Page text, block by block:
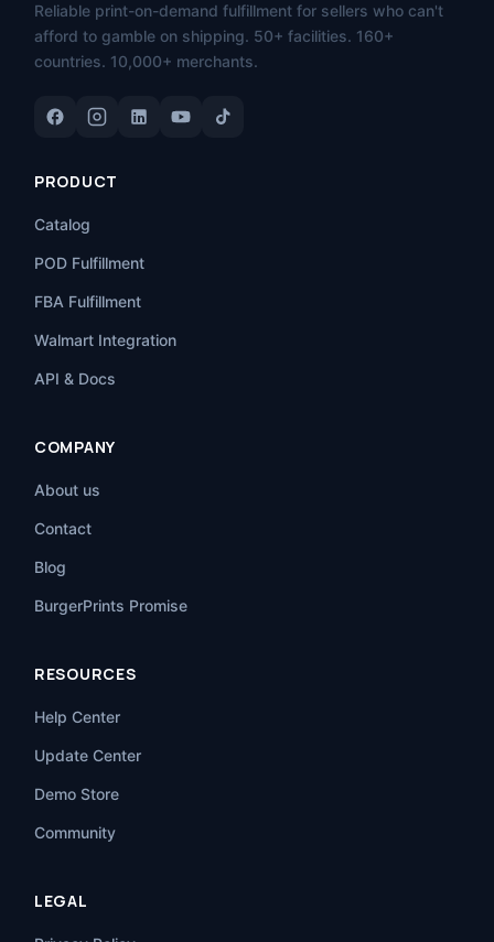
Reliable print-on-demand fulfillment for sellers who can't
afford to gamble on shipping. 50+ facilities. 160+
countries. 10,000+ merchants.
PRODUCT
Catalog
POD Fulfillment
FBA Fulfillment
Walmart Integration
API & Docs
COMPANY
About us
Contact
Blog
BurgerPrints Promise
RESOURCES
Help Center
Update Center
Demo Store
Community
LEGAL